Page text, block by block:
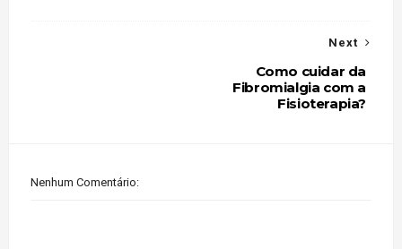
Next
Como cuidar da
Fibromialgia com a
Fisioterapia?
Nenhum Comentário: